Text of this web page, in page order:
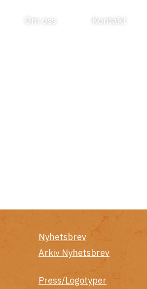
Om oss Kontakt
Nyhetsbrev
Arkiv Nyhetsbrev
Press/Logotyper